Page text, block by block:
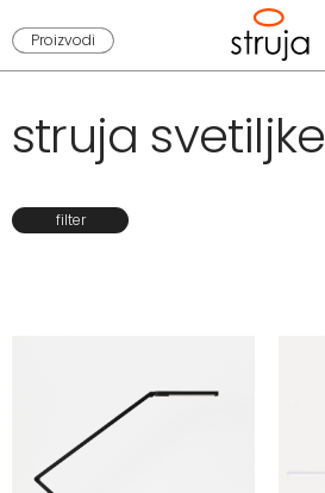
Proizvodi
struja svetiljke
filter